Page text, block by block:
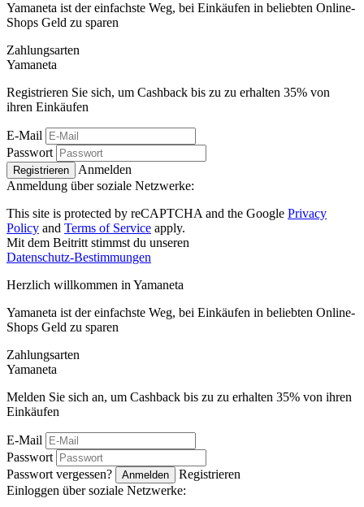
Yamaneta ist der einfachste Weg, bei Einkäufen in beliebten Online-
Shops Geld zu sparen
Zahlungsarten
Yamaneta
Registrieren Sie sich, um Cashback bis zu zu erhalten 35% von
ihren Einkäufen
E-Mail
Passwort
Registrieren
Anmelden
Anmeldung über soziale Netzwerke:
This site is protected by reCAPTCHA and the Google Privacy
Policy and Terms of Service apply.
Mit dem Beitritt stimmst du unseren
Datenschutz-Bestimmungen
Herzlich willkommen in Yamaneta
Yamaneta ist der einfachste Weg, bei Einkäufen in beliebten Online-
Shops Geld zu sparen
Zahlungsarten
Yamaneta
Melden Sie sich an, um Cashback bis zu zu erhalten 35% von ihren
Einkäufen
E-Mail
Passwort
Passwort vergessen?
Anmelden
Registrieren
Einloggen über soziale Netzwerke: